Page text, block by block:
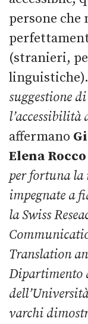
persone che
(stranieri,
suggestione
l’accessibilità
affermano
Elena
per fortuna la
impegnate a
la Swiss
Translation
Dipartimento
varchi